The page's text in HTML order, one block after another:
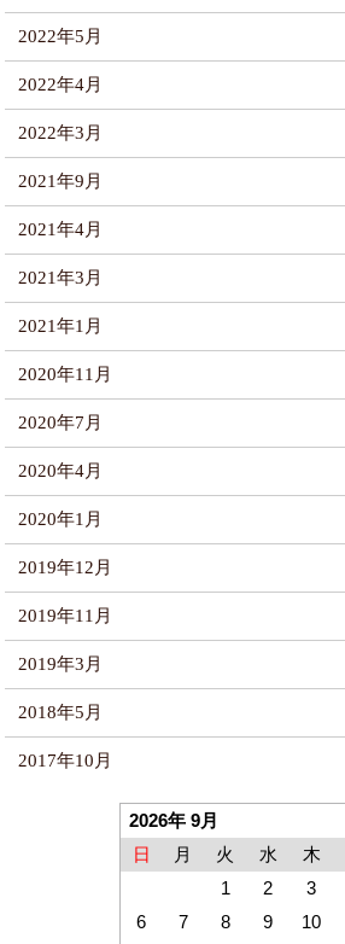
2022年5月
2022年4月
2022年3月
2021年9月
2021年4月
2021年3月
2021年1月
2020年11月
2020年7月
2020年4月
2020年1月
2019年12月
2019年11月
2019年3月
2018年5月
2017年10月
2026年 9月
日
月 火 水 木
1
2 3
6
7 8 9 10